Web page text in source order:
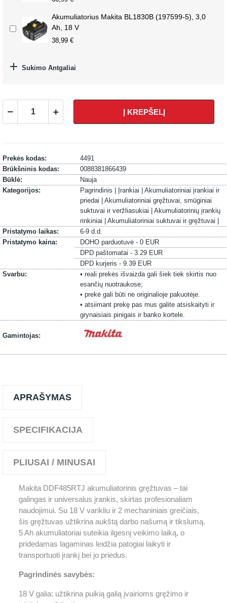
Akumuliatorius Makita BL1830B (197599-5), 3,0
Ah, 18 V
38,99 €
 Sukimo Antgaliai
Į KREPŠELĮ
Prekės kodas:
4491
Brūkšninis kodas:
0088381866439
Būklė:
Nauja
Kategorijos:
Pagrindinis | Įrankiai | Akumuliatoriniai įrankiai ir
priedai | Akumuliatoriniai gręžtuvai, smūginiai
suktuvai ir veržliasukiai | Akumuliatorinių įrankių
rinkiniai | Akumuliatoriniai suktuvai ir gręžtuvai |
Pristatymo laikas:
6-9 d.d.
Pristatymo kaina:
DOHO parduotuvė - 0 EUR
DPD paštomatai - 3.29 EUR
DPD kurjeris - 9.39 EUR
Svarbu:
• reali prekės išvaizda gali šiek tiek skirtis nuo
esančių nuotraukose;
• prekė gali būti ne originalioje pakuotėje.
• atsiimant prekę pas mus galite atsiskaityti ir
grynaisiais pinigais ir banko kortele.
Gamintojas:
APRAŠYMAS
SPECIFIKACIJA
PLIUSAI / MINUSAI
Makita DDF485RTJ akumuliatorinis gręžtuvas – tai
galingas ir universalus įrankis, skirtas profesionaliam
naudojimui. Su 18 V varikliu ir 2 mechaniniais greičiais,
šis gręžtuvas užtikrina aukštą darbo našumą ir tikslumą.
5 Ah akumuliatoriai suteikia ilgesnį veikimo laiką, o
pridedamas lagaminas leidžia patogiai laikyti ir
transportuoti įrankį bei jo priedus.
Pagrindinės savybės:
18 V galia: užtikrina puikią galią įvairioms gręžimo ir